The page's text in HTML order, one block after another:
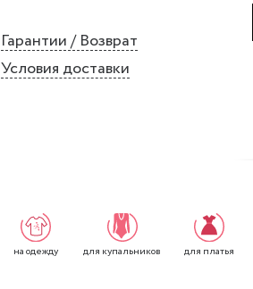
Гарантии / Возврат
Условия доставки
на одежду для купальников для платья